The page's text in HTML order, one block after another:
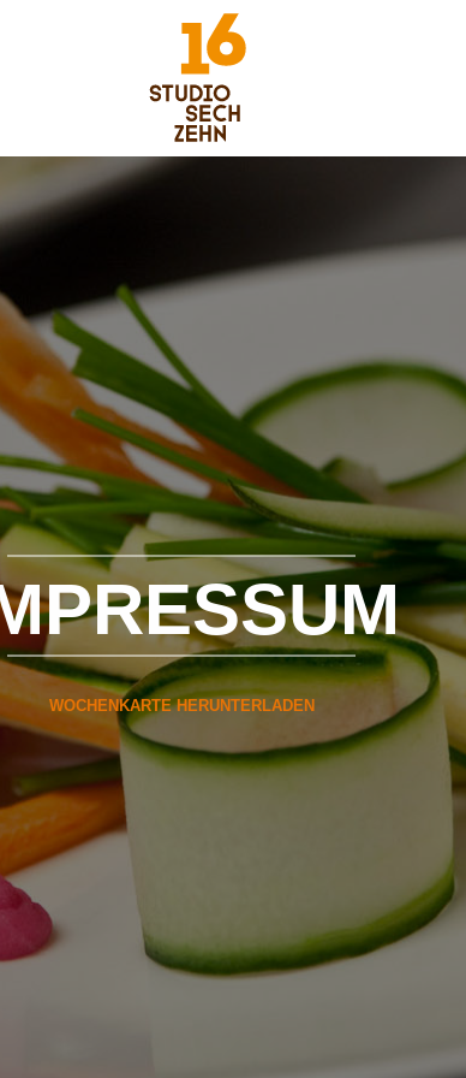
WOCHENKARTE HERUNTERLADEN